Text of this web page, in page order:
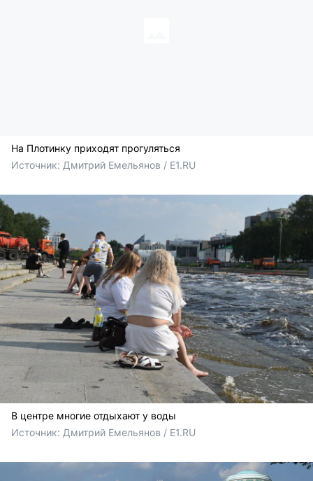
На Плотинку приходят прогуляться
Источник: Дмитрий Емельянов / E1.RU
В центре многие отдыхают у воды
Источник: Дмитрий Емельянов / E1.RU